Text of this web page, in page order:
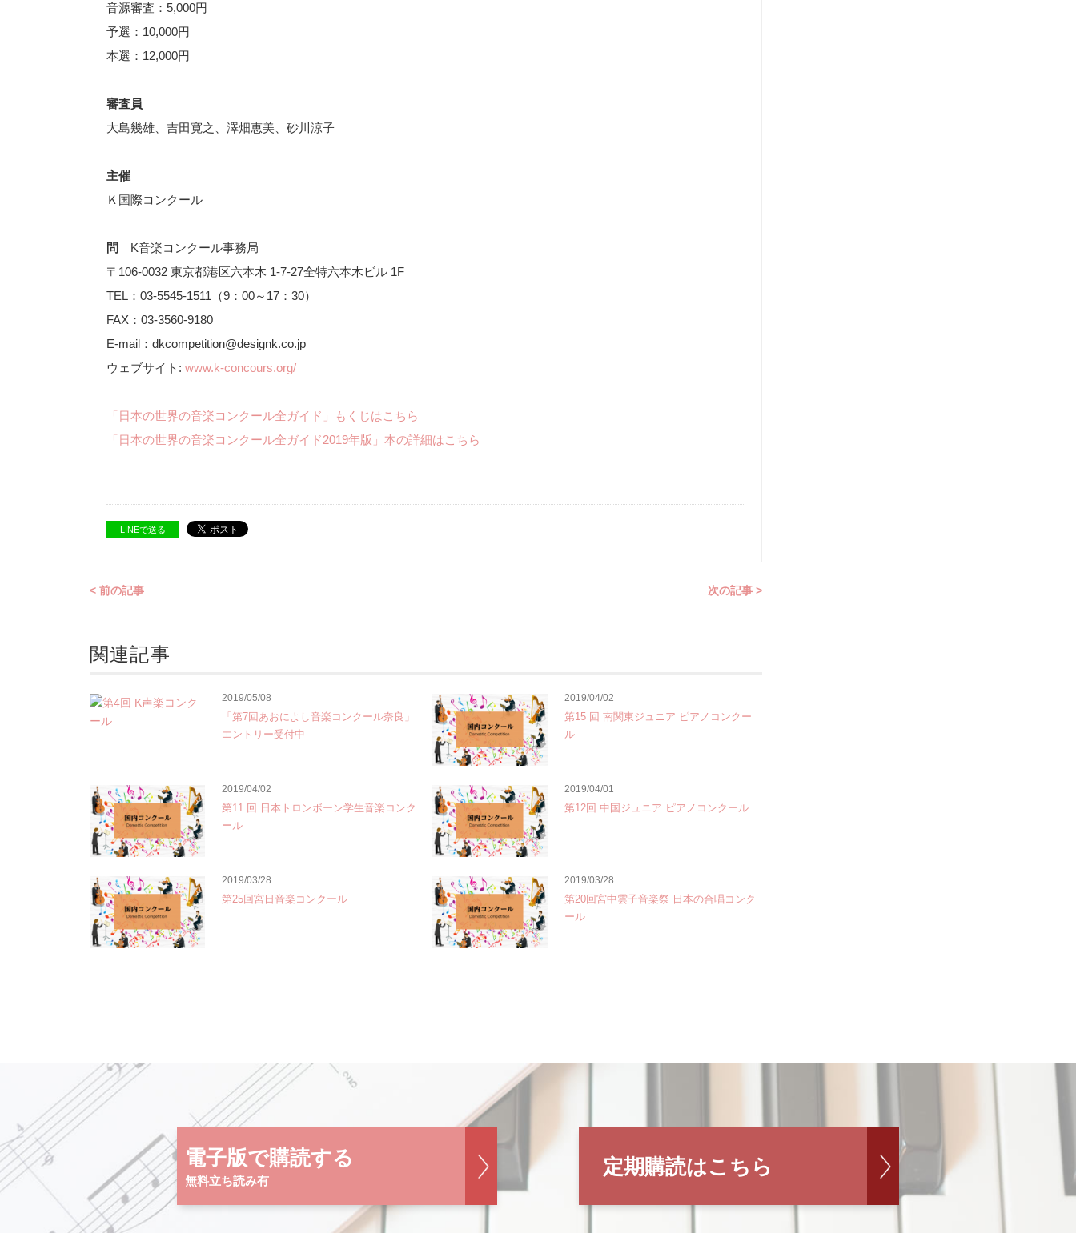
音源審査：5,000円
予選：10,000円
本選：12,000円
審査員
大島幾雄、吉田寛之、澤畑恵美、砂川涼子
主催
Ｋ国際コンクール
問
K音楽コンクール事務局
〒106-0032 東京都港区六本木 1-7-27全特六本木ビル 1F
TEL：03-5545-1511（9：00～17：30）
FAX：03-3560-9180
E-mail：dkcompetition@designk.co.jp
ウェブサイト: www.k-concours.org/
「日本の世界の音楽コンクール全ガイド」もくじはこちら
「日本の世界の音楽コンクール全ガイド2019年版」本の詳細はこちら
LINEで送る
< 前の記事 次の記事 >
関連記事
2019/05/08
「第7回あおによし音楽コンクール奈良」
エントリー受付中
2019/04/02
第15 回 南関東ジュニア ピアノコンクー
ル
2019/04/02
第11 回 日本トロンボーン学生音楽コンク
ール
2019/04/01
第12回 中国ジュニア ピアノコンクール
2019/03/28
第25回宮日音楽コンクール
2019/03/28
第20回宮中雲子音楽祭 日本の合唱コンク
ール
電子版で購読する
無料立ち読み有
定期購読はこちら